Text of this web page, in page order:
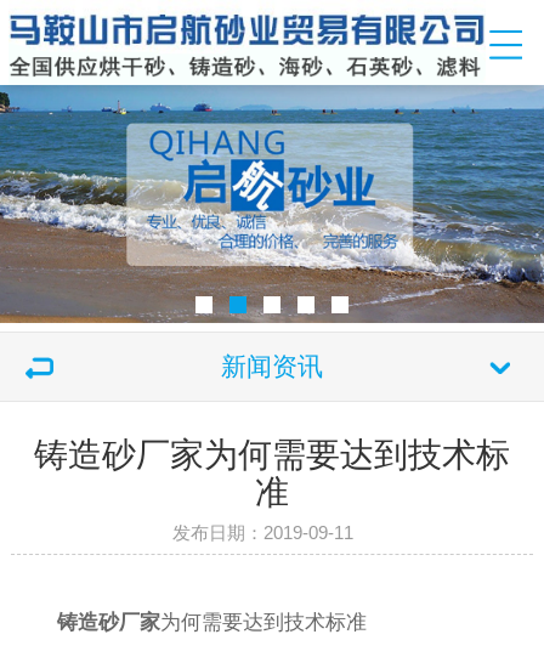
新闻资讯
铸造砂厂家为何需要达到技术标
准
发布日期：2019-09-11
铸造砂厂家为何需要达到技术标准